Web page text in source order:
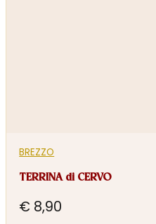
BREZZO
TERRINA di CERVO
€ 8,90